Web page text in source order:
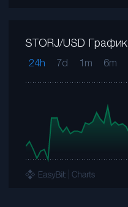
STORJ/USD График
24h 7d 1m 6m